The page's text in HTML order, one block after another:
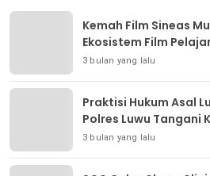
Kemah Film Sineas
Ekosistem Film
3 bulan yang lalu
Praktisi Hukum Asal
Polres Luwu Tangani
3 bulan yang lalu